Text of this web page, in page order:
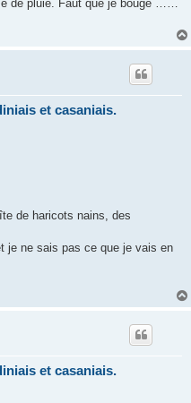
de pluie. Faut que je bouge ……
et casaniais.
de haricots nains, des
je ne sais pas ce que je vais en
et casaniais.